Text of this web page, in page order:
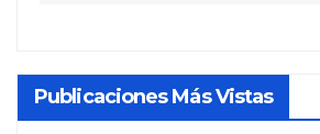
Publicaciones Más Vistas